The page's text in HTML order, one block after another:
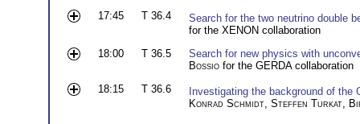
17:45
T 36.4
Search for the two neutrino double
for the XENON collaboration
18:00
T 36.5
Search for new physics with
Bossio for the GERDA collaboration
18:15
T 36.6
Investigating the background of
Konrad Schmidt, Steffen Turkat,